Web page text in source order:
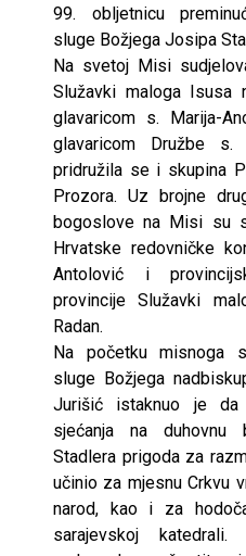
99. obljetnicu
sluge Božjega Josipa
Na svetoj Misi
Služavki maloga Isusa
glavaricom s. Marija-
glavaricom Družbe s.
pridružila se i skupina
Prozora. Uz brojne
bogoslove na Misi su
Hrvatske redovničke
Antolović i
provincije Služavki
Radan.
Na početku misnoga
sluge Božjega
Jurišić istaknuo je da
sjećanja na duhovnu
Stadlera prigoda za
učinio za mjesnu Crkvu
narod, kao i za
sarajevskoj katedrali.